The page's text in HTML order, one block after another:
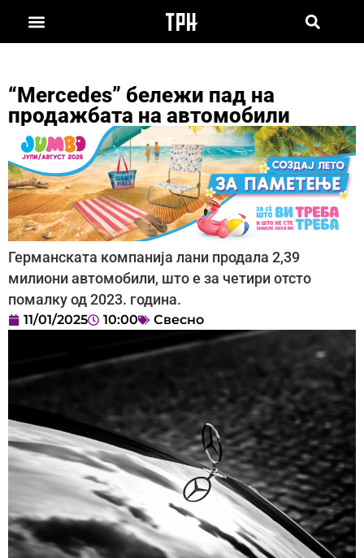
“Mercedes” бележи пад на
продажбата на автомобили
Германската компанија лани продала 2,39
милиони автомобили, што е за четири отсто
помалку од 2023. година.
11/01/2025 10:00 Свесно